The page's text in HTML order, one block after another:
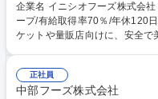
企業名 イニシオフーズ株式会社 求人名 【東大阪/生産管理】日清製粉グル
ープ/有給取得率70％/年休120日/車通勤可 仕事の内容
ケットや量販店向けに、安全
庫管理・発注 ■生産の各工程に
ムの管理（新製品のデータ入力
正社員
中部フーズ株式会社